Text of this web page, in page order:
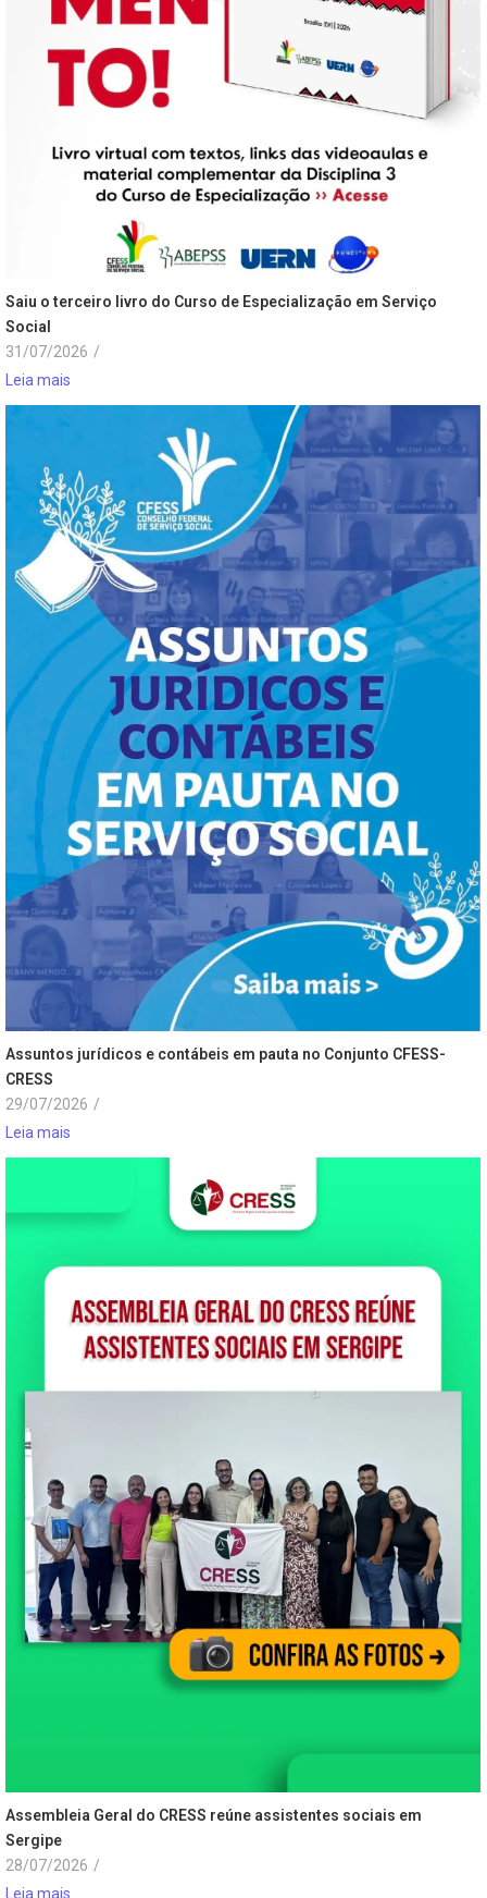
Saiu o terceiro livro do Curso de Especialização em Serviço
Social
31/07/2026 /
Leia mais
Assuntos jurídicos e contábeis em pauta no Conjunto CFESS-
CRESS
29/07/2026 /
Leia mais
Assembleia Geral do CRESS reúne assistentes sociais em
Sergipe
28/07/2026 /
Leia mais